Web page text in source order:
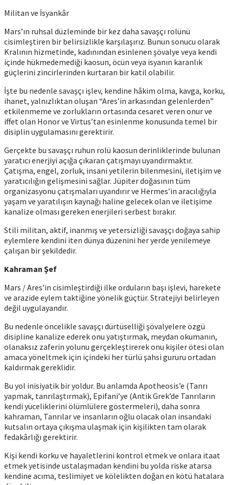
Militan ve İsyankâr
Mars’ın ruhsal düzleminde bir kez daha savaşçı rolünü
cisimleştiren bir belirsizlikle karşılaşırız. Bunun sonucu olarak
Kralının hizmetinde, kadınından esinlenen şövalye veya kendi
içinde hükmedemediği kaosun, öcün veya isyanın karanlık
güçlerini zincirlerinden kurtaran bir katil olabilir.
İşte bu nedenle savaşçı işlev, kendine hâkim olma, kavga, korku,
ihanet, yalnızlıktan oluşan “Ares’in arkasından gelenlerden”
etkilenmeme ve zorlukların ortasında cesaret veren onur ve
iffet olan Honor ve Virtus’tan esinlenme konusunda temel bir
disiplin uygulamasını gerektirir.
Gerçekte bu savaşçı ruhun rolü kaosun derinliklerinde bulunan
yaratıcı enerjiyi açığa çıkaran çatışmayı uyandırmaktır.
Çatışma, engel, zorluk, insani yetilerin bilenmesini, iletişim ve
yaratıcılığın gelişmesini sağlar. Jüpiter doğasının tüm
organizasyonu çatışmaları uyandırır ve Hermes’in aracılığıyla
yaşam ve yaratılışın kaynağı haline gelecek olan ve iletişime
kanalize olması gereken enerjileri serbest bırakır.
Stili militan, aktif, inanmış ve yetersizliği savaşçı doğaya sahip
eylemlere kendini iten dünya düzenini her yerde yenilemeye
çalışan bir şekildedir.
Kahraman Şef
Mars / Ares’in cisimleştirdiği ilke orduların başı işlevi, harekete
ve arazide eylem taktiğine yönelik güçtür. Stratejiyi belirleyen
değil uygulayandır.
Bu nedenle öncelikle savaşçı dürtüselliği şövalyelere özgü
disipline kanalize ederek onu yatıştırmak, meydan okumanın,
olanaksız zaferin yolunu gerçekleştirerek onu kişiler ötesi olan
amaca yöneltmek için içindeki her türlü şahsi gururu ortadan
kaldırmak gereklidir.
Bu yol inisiyatik bir yoldur. Bu anlamda Apotheosis’e (Tanrı
yapmak, tanrılaştırmak), Epifani’ye (Antik Grek’de Tanrıların
kendi yüceliklerini ölümlülere göstermeleri), daha sonra
kahraman, Tanrılar ve insanların oğlu olacak olan insandaki
kutsalın ortaya çıkışma ulaşmak için kişilikten tam olarak
fedakârlığı gerektirir.
Kişi kendi korku ve hayaletlerini kontrol etmek ve onlara itaat
etmek yetisinde ustalaşmadan kendini bu yolda riske atarsa
kendine acıma, teslimiyet ve kölelikten doğan en kötü hatalara